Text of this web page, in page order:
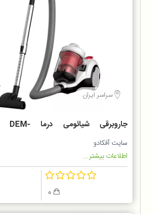
سراسر ایران
جاروبرقی شیائومی درما DEM-
TJ301W
سایت آفکادو
اطلاعات بیشتر...